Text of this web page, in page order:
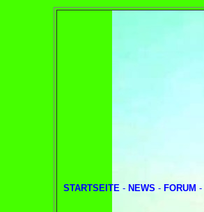
STARTSEITE - NEWS - FORUM -